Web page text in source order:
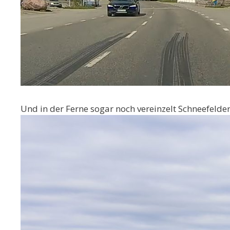
Und in der Ferne sogar noch vereinzelt